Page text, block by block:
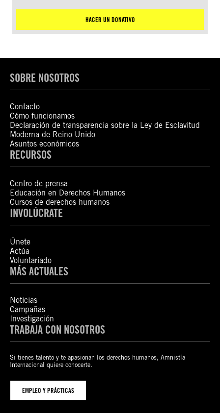
HACER UN DONATIVO
SOBRE NOSOTROS
Contacto
Cómo funcionamos
Declaración de transparencia sobre la Ley de Esclavitud
Moderna de Reino Unido
Asuntos económicos
RECURSOS
Centro de prensa
Educación en Derechos Humanos
Cursos de derechos humanos
INVOLÚCRATE
Únete
Actúa
Voluntariado
MÁS ACTUALES
Noticias
Campañas
Investigación
TRABAJA CON NOSOTROS
Si tienes talento y te apasionan los derechos humanos, Amnistía
Internacional quiere conocerte.
EMPLEO Y PRÁCTICAS